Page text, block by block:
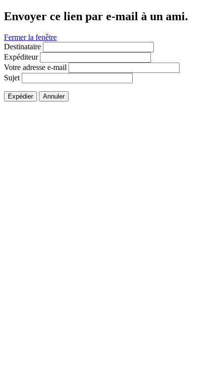
Envoyer ce lien par e-mail à un ami.
Fermer la fenêtre
Destinataire
Expéditeur
Votre adresse e-mail
Sujet
Expédier Annuler